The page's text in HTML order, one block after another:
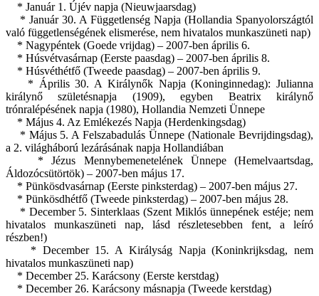
* Január 1. Újév napja (Nieuwjaarsdag)
* Január 30. A Függetlenség Napja (Hollandia Spanyolországtól
való függetlenségének elismerése, nem hivatalos munkaszüneti nap)
* Nagypéntek (Goede vrijdag) – 2007-ben április 6.
* Húsvétvasárnap (Eerste paasdag) – 2007-ben április 8.
* Húsvéthétfő (Tweede paasdag) – 2007-ben április 9.
* Április 30. A Királynők Napja (Koninginnedag): Julianna
királynő születésnapja (1909), egyben Beatrix királynő
trónralépésének napja (1980), Hollandia Nemzeti Ünnepe
* Május 4. Az Emlékezés Napja (Herdenkingsdag)
* Május 5. A Felszabadulás Ünnepe (Nationale Bevrijdingsdag),
a 2. világháború lezárásának napja Hollandiában
* Jézus Mennybemenetelének Ünnepe (Hemelvaartsdag,
Áldozócsütörtök) – 2007-ben május 17.
* Pünkösdvasárnap (Eerste pinksterdag) – 2007-ben május 27.
* Pünkösdhétfő (Tweede pinksterdag) – 2007-ben május 28.
* December 5. Sinterklaas (Szent Miklós ünnepének estéje; nem
hivatalos munkaszüneti nap, lásd részletesebben fent, a leíró
részben!)
* December 15. A Királyság Napja (Koninkrijksdag, nem
hivatalos munkaszüneti nap)
* December 25. Karácsony (Eerste kerstdag)
* December 26. Karácsony másnapja (Tweede kerstdag)